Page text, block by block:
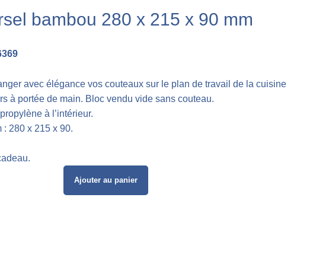
bambou 280 x 215 x 90 mm
avec élégance vos couteaux sur le plan de travail de la cuisine
à portée de main. Bloc vendu vide sans couteau.
à l’intérieur.
: 280 x 215 x 90.
Ajouter au panier